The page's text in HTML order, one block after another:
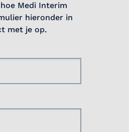
Medi Interim
hieronder in
met je op.